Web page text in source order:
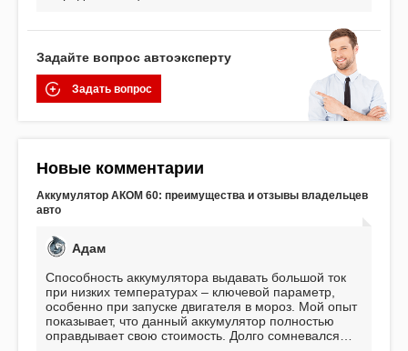
Задайте вопрос автоэксперту
Задать вопрос
Новые комментарии
Аккумулятор АКОМ 60: преимущества и отзывы владельцев
авто
Адам
Способность аккумулятора выдавать большой ток
при низких температурах – ключевой параметр,
особенно при запуске двигателя в мороз. Мой опыт
показывает, что данный аккумулятор полностью
оправдывает свою стоимость. Долго сомневался